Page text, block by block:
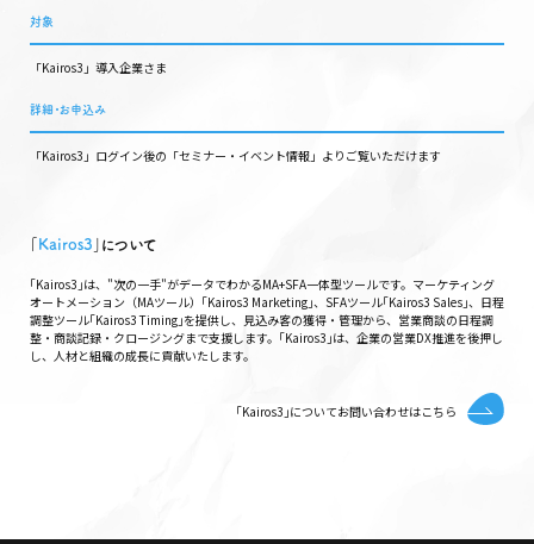
対象
「Kairos3」導入企業さま
詳細・お申込み
「Kairos3」ログイン後の「セミナー・イベント情報」よりご覧いただけます
Kairos3 ｣について
｢Kairos3｣は、"次の一手"がデータでわかるMA+SFA一体型ツールです。マーケティング
オートメーション（MAツール）｢Kairos3 Marketing｣、SFAツール｢Kairos3 Sales｣、日程
調整ツール｢Kairos3 Timing｣を提供し、見込み客の獲得・管理から、営業商談の日程調
整・商談記録・クロージングまで支援します。｢Kairos3｣は、企業の営業DX推進を後押し
し、人材と組織の成長に貢献いたします。
｢Kairos3｣についてお問い合わせはこちら